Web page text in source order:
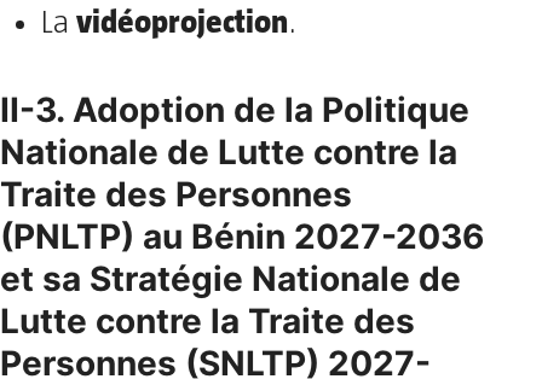
La vidéoprojection.
II-3. Adoption de la Politique
Nationale de Lutte contre la
Traite des Personnes
(PNLTP) au Bénin 2027-2036
et sa Stratégie Nationale de
Lutte contre la Traite des
Personnes (SNLTP) 2027-